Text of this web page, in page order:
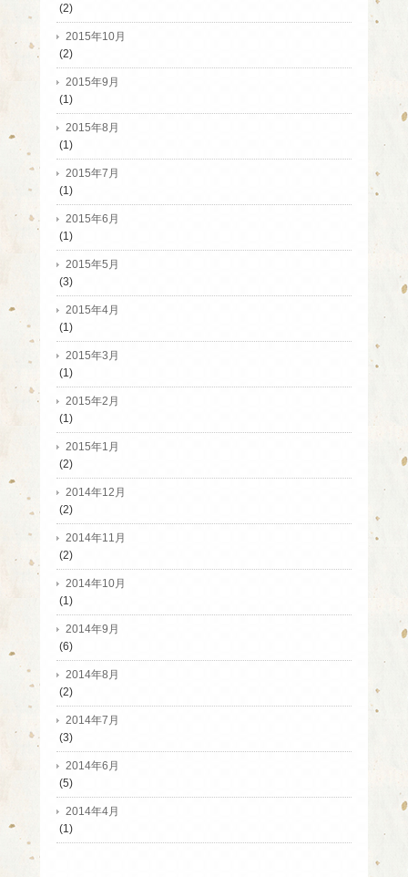
(2)
2015年10月
(2)
2015年9月
(1)
2015年8月
(1)
2015年7月
(1)
2015年6月
(1)
2015年5月
(3)
2015年4月
(1)
2015年3月
(1)
2015年2月
(1)
2015年1月
(2)
2014年12月
(2)
2014年11月
(2)
2014年10月
(1)
2014年9月
(6)
2014年8月
(2)
2014年7月
(3)
2014年6月
(5)
2014年4月
(1)